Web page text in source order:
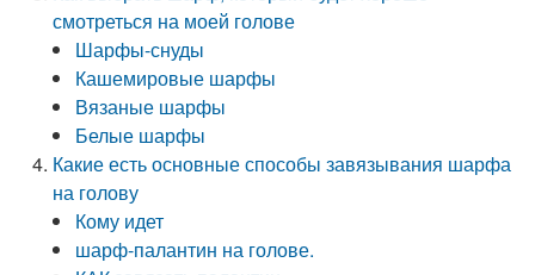
смотреться на моей голове
Шарфы-снуды
Кашемировые шарфы
Вязаные шарфы
Белые шарфы
Какие есть основные способы завязывания шарфа
на голову
Кому идет
шарф-палантин на голове.